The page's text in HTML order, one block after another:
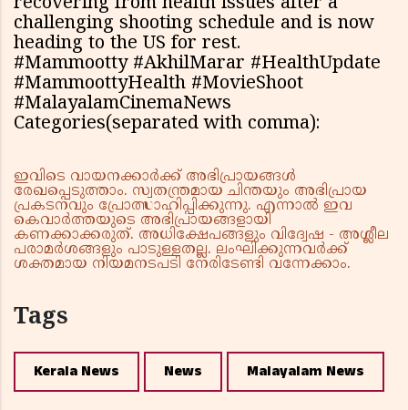
challenging shooting schedule and is now
heading to the US for rest.
#Mammootty #AkhilMarar #HealthUpdate
#MammoottyHealth #MovieShoot
#MalayalamCinemaNews
Categories(separated with comma):
ഇവിടെ വായനക്കാർക്ക് അഭിപ്രായങ്ങൾ
രേഖപ്പെടുത്താം. സ്വതന്ത്രമായ ചിന്തയും അഭിപ്രായ
പ്രകടനവും പ്രോത്സാഹിപ്പിക്കുന്നു. എന്നാൽ ഇവ
കെവാർത്തയുടെ അഭിപ്രായങ്ങളായി
കണക്കാക്കരുത്. അധിക്ഷേപങ്ങളും വിദ്വേഷ - അശ്ലീല
പരാമർശങ്ങളും പാടുള്ളതല്ല. ലംഘിക്കുന്നവർക്ക്
ശക്തമായ നിയമനടപടി നേരിടേണ്ടി വന്നേക്കാം.
Tags
Kerala News News Malayalam News